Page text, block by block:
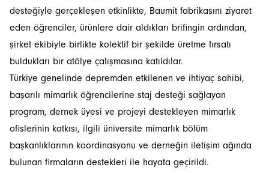
desteğiyle gerçekleşen etkinlikte, Baumit fabrikasını ziyaret
eden öğrenciler, ürünlere dair aldıkları brifingin ardından,
şirket ekibiyle birlikte kolektif bir şekilde üretme fırsatı
buldukları bir atölye çalışmasına katıldılar.
Türkiye genelinde depremden etkilenen ve ihtiyaç sahibi,
başarılı mimarlık öğrencilerine staj desteği sağlayan
program, dernek üyesi ve projeyi destekleyen mimarlık
ofislerinin katkısı, ilgili üniversite mimarlık bölüm
başkanlıklarının koordinasyonu ve derneğin iletişim ağında
bulunan firmaların destekleri ile hayata geçirildi.